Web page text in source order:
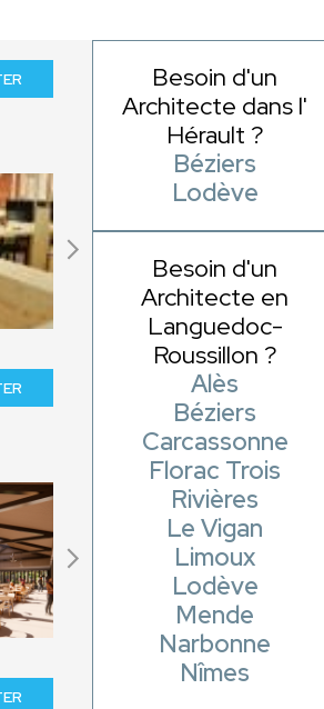
Besoin d'un
Architecte dans l'
Hérault ?
Béziers
Lodève
Besoin d'un
Architecte en
Languedoc-
Roussillon ?
Alès
Béziers
Carcassonne
Florac Trois
Rivières
Le Vigan
Limoux
Lodève
Mende
Narbonne
Nîmes